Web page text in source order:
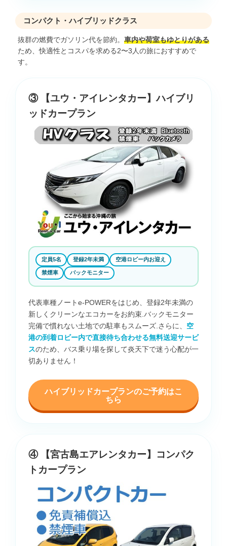
コンパクト・ハイブリッドクラス
抜群の燃費でガソリン代を節約。 車内や荷室もゆとりがある
ため、快適性とコスパを求める2〜3人の旅におすすめで
す。
③ 【ユウ・アイレンタカー】ハイブリ
ッドカープラン
定員5名 登録2年未満 空港ロビー内お迎え
禁煙車 バックモニター
代表車種ノートe-POWERをはじめ、登録2年未満の
新しくクリーンなエコカーをお約束.バックモニター
完備で慣れない土地での駐車もスムーズ.さらに、 空
港の到着ロビー内で直接待ち合わせる無料送迎サービ
スのため、バス乗り場を探して炎天下で迷う心配が一
切ありません！
ハイブリッドカープランのご予約はこ
ちら
④ 【宮古島エアレンタカー】コンパク
トカープラン